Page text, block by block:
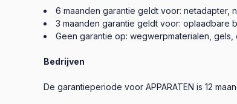
6 maanden garantie geldt voor: netadapter,
3 maanden garantie geldt voor: oplaadbare
Geen garantie op: wegwerpmaterialen,
Bedrijven
De garantieperiode voor APPARATEN is 12